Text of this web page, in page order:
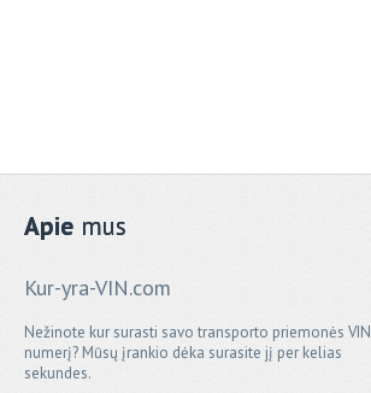
Apie mus
Kur-yra-VIN.com
Nežinote kur surasti savo transporto priemonės VIN
numerį? Mūsų įrankio dėka surasite jį per kelias
sekundes.